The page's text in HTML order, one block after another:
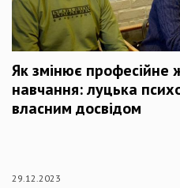
Як змінює професійне
навчання: луцька
власним досвідом
29.12.2023